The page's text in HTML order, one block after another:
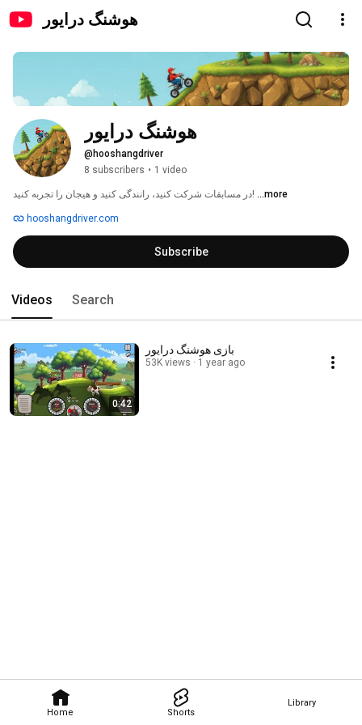
هوشنگ درایور
Home Shorts
Library
هوشنگ درایور
@hooshangdriver
8 subscribers • 1 video
در مسابقات شرکت کنید، رانندگی کنید و هیجان را تجربه کنید! ...more
hooshangdriver.com
Subscribe
Videos Search
0:42
بازی هوشنگ درایور
53K views 1 year ago